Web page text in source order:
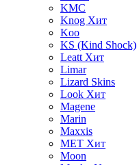
KMC
Knog Хит
Koo
KS (Kind Shock)
Leatt Хит
Limar
Lizard Skins
Look Хит
Magene
Marin
Maxxis
MET Хит
Moon